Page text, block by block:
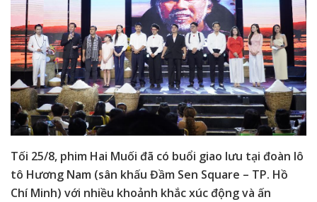
Tối 25/8, phim Hai Muối đã có buổi giao lưu tại đoàn lô
tô Hương Nam (sân khấu Đầm Sen Square – TP. Hồ
Chí Minh) với nhiều khoảnh khắc xúc động và ấn